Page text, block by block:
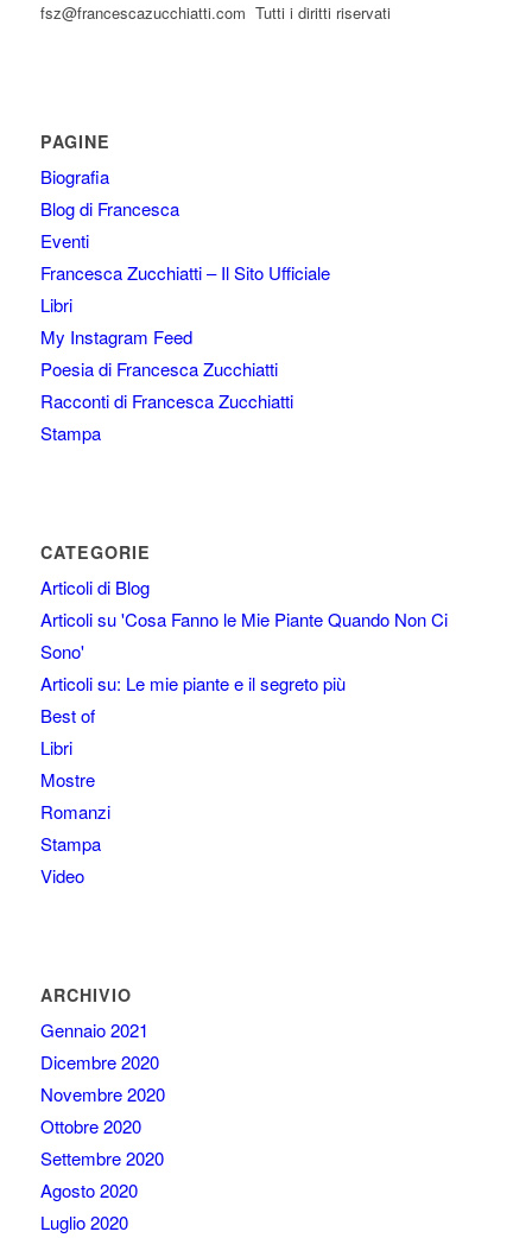
fsz@francescazucchiatti.com Tutti i diritti riservati
PAGINE
Biografia
Blog di Francesca
Eventi
Francesca Zucchiatti – Il Sito Ufficiale
Libri
My Instagram Feed
Poesia di Francesca Zucchiatti
Racconti di Francesca Zucchiatti
Stampa
CATEGORIE
Articoli di Blog
Articoli su 'Cosa Fanno le Mie Piante Quando Non Ci
Sono'
Articoli su: Le mie piante e il segreto più
Best of
Libri
Mostre
Romanzi
Stampa
Video
ARCHIVIO
Gennaio 2021
Dicembre 2020
Novembre 2020
Ottobre 2020
Settembre 2020
Agosto 2020
Luglio 2020